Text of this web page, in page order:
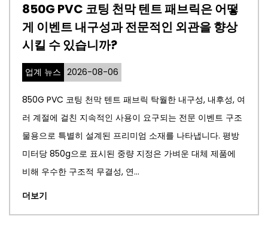
트 패브릭은 어떻
문적인 외관을 향상
릭 탁월한 내구성, 내후성, 여
요구되는 전문 이벤트 구조
엄 소재를 나타냅니다. 평방
정은 가벼운 대체 제품에
PTFE 아키텍처 멤
에 이상적인 선택이
PTFE 아키텍처 멤브레인 현
건축가와 엔지니어가 미적
경 지속 가능성을 결합한 혁
구조를 만들 수 있도록 했습